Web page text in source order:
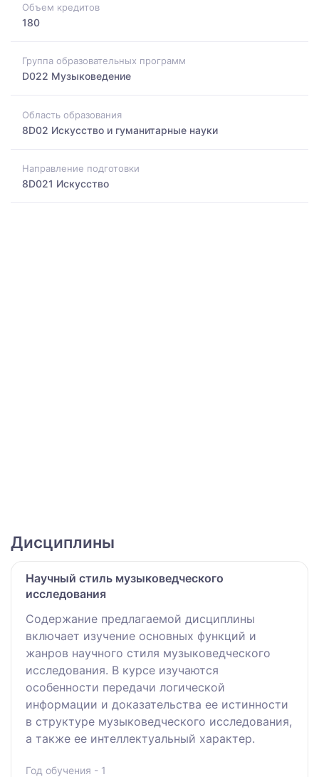
Объем кредитов
180
Группа образовательных программ
D022 Музыковедение
Область образования
8D02 Искусство и гуманитарные науки
Направление подготовки
8D021 Искусство
Дисциплины
Научный стиль музыковедческого
исследования
Содержание предлагаемой дисциплины
включает изучение основных функций и
жанров научного стиля музыковедческого
исследования. В курсе изучаются
особенности передачи логической
информации и доказательства ее истинности
в структуре музыковедческого исследования,
а также ее интеллектуальный характер.
Год обучения - 1